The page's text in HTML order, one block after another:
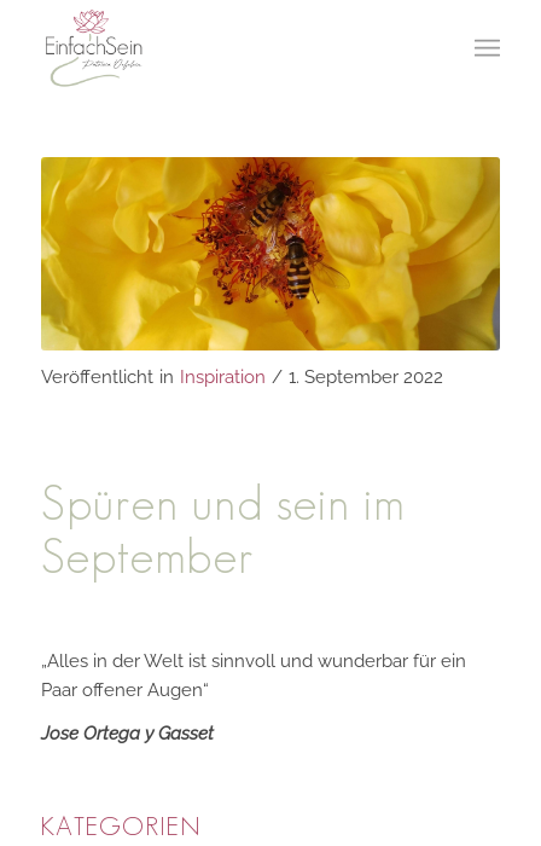
Veröffentlicht in Inspiration / 1. September 2022
Spüren und sein im
September
„Alles in der Welt ist sinnvoll und wunderbar für ein
Paar offener Augen“
Jose Ortega y Gasset
KATEGORIEN